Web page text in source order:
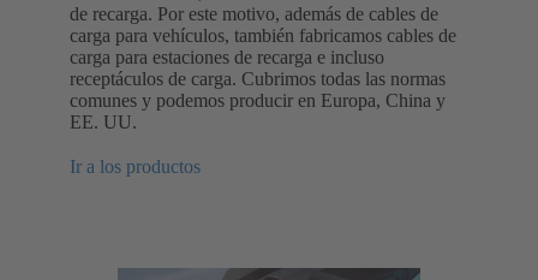
de recarga. Por este motivo, además de cables de
carga para vehículos, también fabricamos cables de
carga para estaciones de recarga e incluso
receptáculos de carga. Cubrimos todas las normas
comunes y podemos producir en Europa, China y
EE. UU.
Ir a los productos